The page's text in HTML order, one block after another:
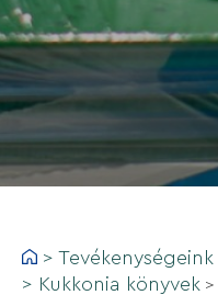
> Tevékenységeink
> Kukkonia könyvek >